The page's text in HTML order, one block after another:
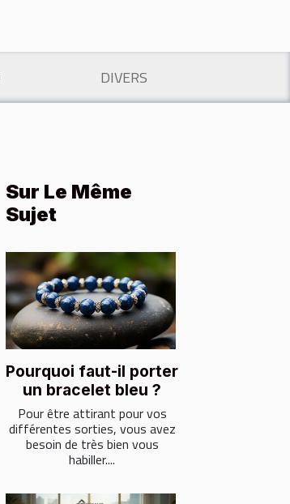
DIVERS
Sur Le Même
Sujet
Pourquoi faut-il porter
un bracelet bleu ?
Pour être attirant pour vos
différentes sorties, vous avez
besoin de très bien vous
habiller....